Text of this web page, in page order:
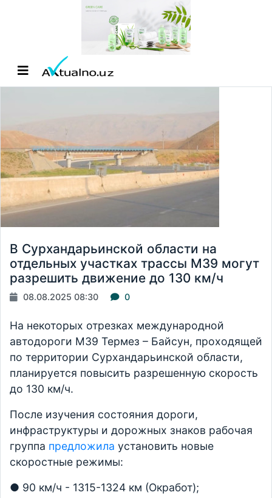
В Сурхандарьинской области на
отдельных участках трассы М39 могут
разрешить движение до 130 км/ч
08.08.2025 08:30 0
На некоторых отрезках международной
автодороги М39 Термез – Байсун, проходящей
по территории Сурхандарьинской области,
планируется повысить разрешенную скорость
до 130 км/ч.
После изучения состояния дороги,
инфраструктуры и дорожных знаков рабочая
группа предложила установить новые
скоростные режимы:
● 90 км/ч - 1315-1324 км (Окработ);